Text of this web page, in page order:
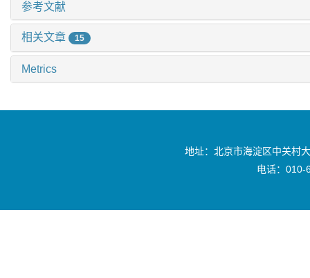
参考文献
相关文章 15
Metrics
地址：北京市海淀区中关村
电话：